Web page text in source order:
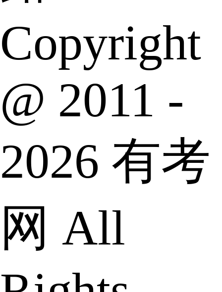
Copyright
@ 2011 -
2026 有考
网 All